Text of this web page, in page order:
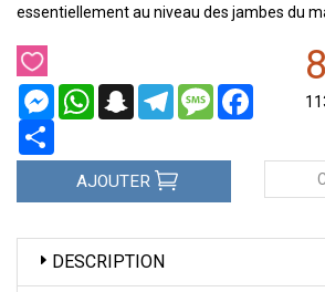
essentiellement au niveau des jambes du
MessengerWhatsAppSnapchatTelegramMessageFacebook
8
AJOUTER
DESCRIPTION